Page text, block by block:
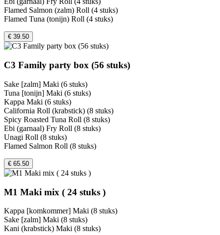
Flamed Salmon (zalm) Roll (4 stuks)
Flamed Tuna (tonijn) Roll (4 stuks)
€ 39.50
C3 Family party box (56 stuks)
Sake [zalm] Maki (6 stuks)
Tuna [tonijn] Maki (6 stuks)
Kappa Maki (6 stuks)
California Roll (krabstick) (8 stuks)
Spicy Roasted Tuna Roll (8 stuks)
Ebi (garnaal) Fry Roll (8 stuks)
Unagi Roll (8 stuks)
Flamed Salmon Roll (8 stuks)
€ 65.50
M1 Maki mix ( 24 stuks )
Kappa [komkommer] Maki (8 stuks)
Sake [zalm] Maki (8 stuks)
Kani (krabstick) Maki (8 stuks)